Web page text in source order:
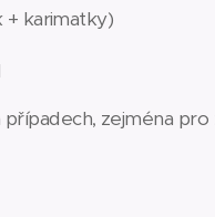
+ karimatky)
zejména pro